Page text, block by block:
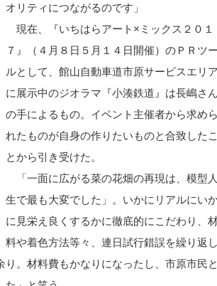
オリティにつながるのです」
現在、『いちはらアート×ミックス２０１
７』（４月８日５月１４日開催）のＰＲツー
ルとして、館山自動車道市原サービスエリア
に展示中のジオラマ『小湊鉄道』は長嶋さん
の手によるもの。イベント主催者から求めら
れたものが自身の作りたいものと合致したこ
とから引き受けた。
「一面に広がる菜の花畑の再現は、模型人
生で最も大変でした」。いかにリアルにい
に見栄え良くするかに徹底的にこだわり、
料や着色方法等々、連日試行錯誤を繰り返し
。材料費もかなりになったし、市原市民と